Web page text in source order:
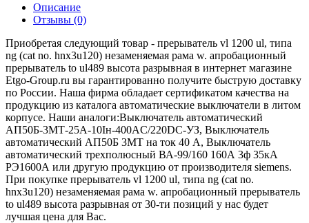
Описание
Отзывы (0)
Приобретая следующий товар - прерыватель vl 1200 ul, типа
ng (cat no. hnx3u120) незаменяемая рама w. апробационный
прерыватель to ul489 высота разрывная в интернет магазине
Etgo-Group.ru вы гарантированно получите быструю доставку
по России. Наша фирма обладает сертификатом качества на
продукцию из каталога автоматические выключатели в литом
корпусе. Наши аналоги:Выключатель автоматический
АП50Б-3МТ-25А-10Iн-400AС/220DC-УЗ, Выключатель
автоматический АП50Б 3МТ на ток 40 A, Выключатель
автоматический трехполюсный ВА-99/160 160А 3ф 35кА
РЭ1600А или другую продукцию от производителя siemens.
При покупке прерыватель vl 1200 ul, типа ng (cat no.
hnx3u120) незаменяемая рама w. апробационный прерыватель
to ul489 высота разрывная от 30-ти позиций у нас будет
лучшая цена для Вас.